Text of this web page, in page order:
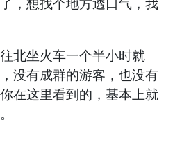
，想找个地方透口气，我
北坐火车一个半小时就
没有成群的游客，也没有
在这里看到的，基本上就